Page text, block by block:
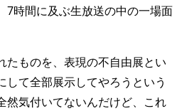
7時間に及ぶ生放送の中の一場面
ものを、表現の不自由展とい
して全部展示してやろうという
然気付いてないんだけど、これ